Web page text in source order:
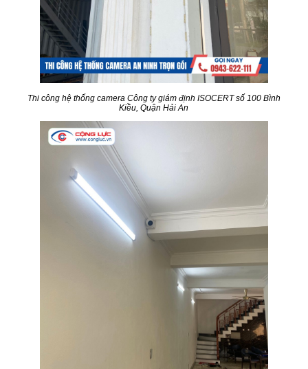
Thi công hệ thống camera Công ty giám định ISOCERT số 100 Bình
Kiều, Quận Hải An